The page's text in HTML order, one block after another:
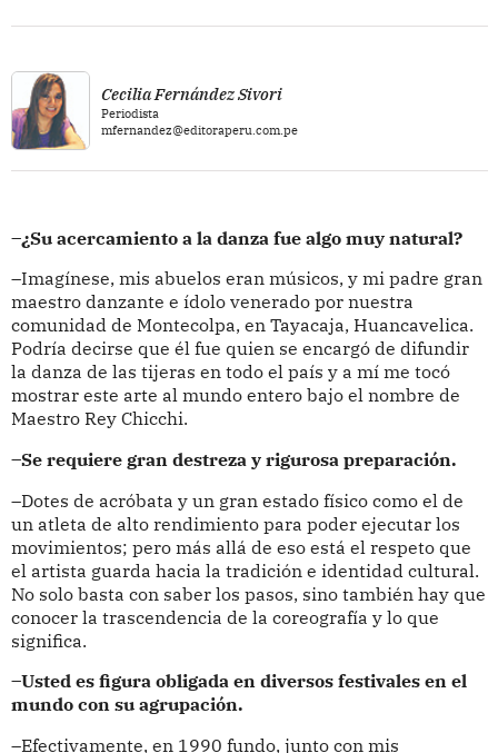
Cecilia Fernández Sivori
Periodista
mfernandez@editoraperu.com.pe
–¿Su acercamiento a la danza fue algo muy natural?
–Imagínese, mis abuelos eran músicos, y mi padre gran
maestro danzante e ídolo venerado por nuestra
comunidad de Montecolpa, en Tayacaja, Huancavelica.
Podría decirse que él fue quien se encargó de difundir
la danza de las tijeras en todo el país y a mí me tocó
mostrar este arte al mundo entero bajo el nombre de
Maestro Rey Chicchi.
–Se requiere gran destreza y rigurosa preparación.
–Dotes de acróbata y un gran estado físico como el de
un atleta de alto rendimiento para poder ejecutar los
movimientos; pero más allá de eso está el respeto que
el artista guarda hacia la tradición e identidad cultural.
No solo basta con saber los pasos, sino también hay que
conocer la trascendencia de la coreografía y lo que
significa.
–Usted es figura obligada en diversos festivales en el
mundo con su agrupación.
–Efectivamente, en 1990 fundo, junto con mis